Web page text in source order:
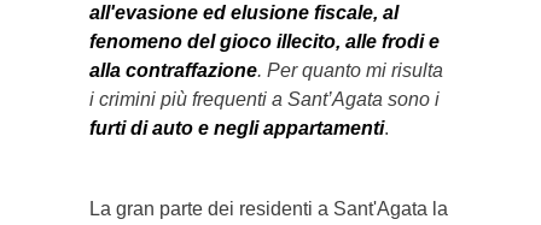
all'evasione ed elusione fiscale, al
fenomeno del gioco illecito, alle frodi e
alla contraffazione. Per quanto mi risulta
i crimini più frequenti a Sant’Agata sono i
furti di auto e negli appartamenti.
La gran parte dei residenti a Sant'Agata la